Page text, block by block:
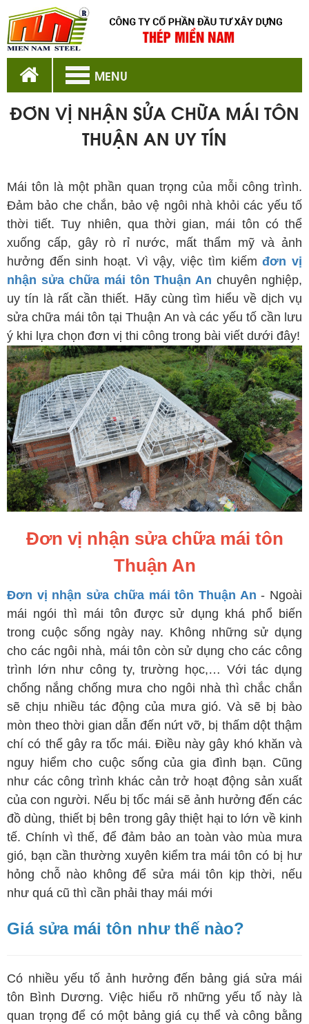
MENU
ĐƠN VỊ NHẬN SỬA CHỮA MÁI TÔN
THUẬN AN UY TÍN
Mái tôn là một phần quan trọng của mỗi công trình.
Đảm bảo che chắn, bảo vệ ngôi nhà khỏi các yếu tố
thời tiết. Tuy nhiên, qua thời gian, mái tôn có thể
xuống cấp, gây rò rỉ nước, mất thẩm mỹ và ảnh
hưởng đến sinh hoạt. Vì vậy, việc tìm kiếmđơn vị
nhận sửa chữa mái tôn Thuận An chuyên nghiệp,
uy tín là rất cần thiết. Hãy cùng tìm hiểu về dịch vụ
sửa chữa mái tôn tại Thuận An và các yếu tố cần lưu
ý khi lựa chọn đơn vị thi công trong bài viết dưới đây!
Đơn vị nhận sửa chữa mái tôn
Thuận An
Đơn vị nhận sửa chữa mái tôn Thuận An- Ngoài
mái ngói thì mái tôn được sử dụng khá phổ biến
trong cuộc sống ngày nay. Không những sử dụng
cho các ngôi nhà, mái tôn còn sử dụng cho các công
trình lớn như công ty, trường học,… Với tác dụng
chống nắng chống mưa cho ngôi nhà thì chắc chắn
sẽ chịu nhiều tác động của mưa gió. Và sẽ bị bào
mòn theo thời gian dẫn đến nứt vỡ, bị thấm dột thậm
chí có thể gây ra tốc mái. Điều này gây khó khăn và
nguy hiểm cho cuộc sống của gia đình bạn. Cũng
như các công trình khác cản trở hoạt động sản xuất
của con người. Nếu bị tốc mái sẽ ảnh hưởng đến các
đồ dùng, thiết bị bên trong gây thiệt hại to lớn về kinh
tế. Chính vì thế, để đảm bảo an toàn vào mùa mưa
gió, bạn cần thường xuyên kiểm tra mái tôn có bị hư
hỏng chỗ nào không để sửa mái tôn kịp thời, nếu
như quá cũ thì cần phải thay mái mới
Giá sửa mái tôn như thế nào?
Có nhiều yếu tố ảnh hưởng đến bảng giá sửa mái
tôn Bình Dương. Việc hiểu rõ những yếu tố này là
quan trọng để có một bảng giá cụ thể và công bằng